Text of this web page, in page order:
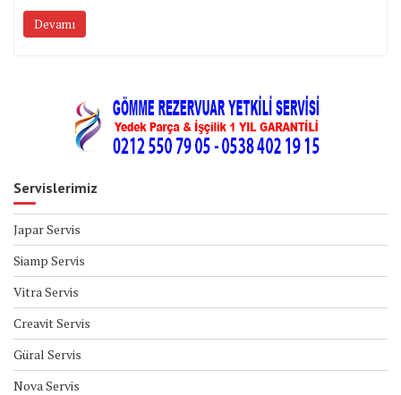
Devamı
Servislerimiz
Japar Servis
Siamp Servis
Vitra Servis
Creavit Servis
Güral Servis
Nova Servis